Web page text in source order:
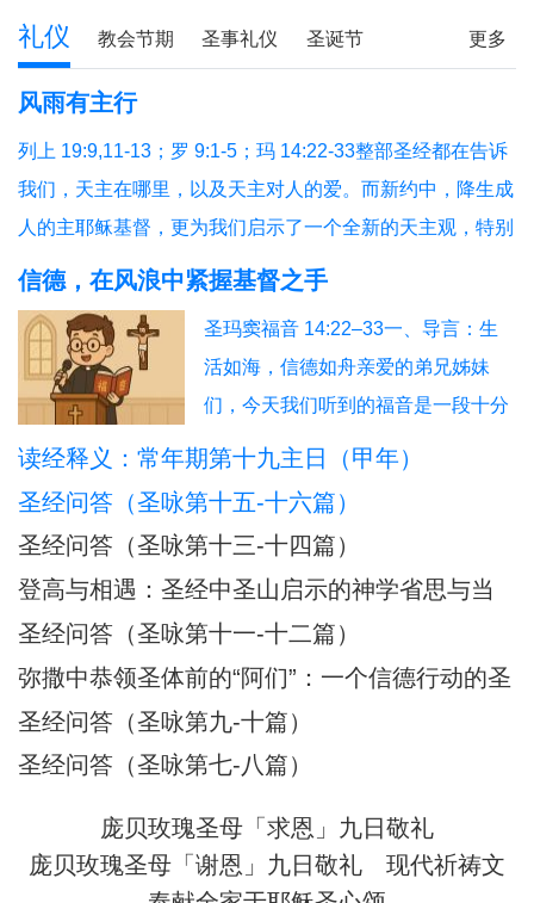
更多
礼仪 教会节期 圣事礼仪 圣诞节
圣经研读
风雨有主行
列上 19:9,11-13；罗 9:1-5；玛 14:22-33整部圣经都在告诉
我们，天主在哪里，以及天主对人的爱。而新约中，降生成
人的主耶稣基督，更为我们启示了一个全新的天主观，特别
是在艰难困苦中陪伴我们的天主，我们今天从三个方面反省
（3）有主就平安。1、祈祷与生活祈祷，就
信德，在风浪中紧握基督之手
圣玛窦福音 14:22–33一、导言：生
活如海，信德如舟亲爱的弟兄姊妹
们，今天我们听到的福音是一段十分
震撼人心的经历：耶稣在海面上行
下沉，被耶稣所救。这不仅是一段神
迹，更是一幅信仰旅程的象征图画。
在这图画中，我们看到：风浪 = 生活
的试炼、恐惧、不安；船 = 教会与我
们的信仰生活；
读经释义：常年期第十九主日（甲年）
圣经问答（圣咏第十五-十六篇）
圣经问答（圣咏第十三-十四篇）
登高与相遇：圣经中圣山启示的神学省思与当
代意义
圣经问答（圣咏第十一-十二篇）
弥撒中恭领圣体前的“阿们”：一个信德行动的圣
经根源与神学意蕴
圣经问答（圣咏第九-十篇）
圣经问答（圣咏第七-八篇）
庞贝玫瑰圣母「求恩」九日敬礼
庞贝玫瑰圣母「谢恩」九日敬礼
现代祈祷文